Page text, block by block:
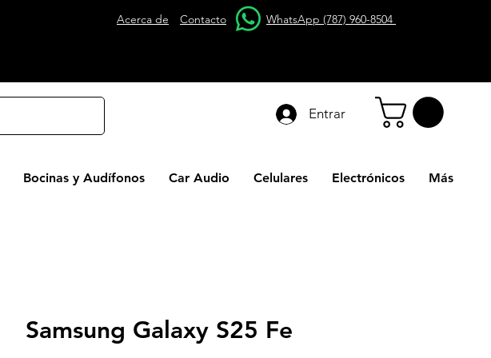
Acerca de Contacto WhatsApp (787) 960-8504
Entrar
Bocinas y Audífonos Car Audio Celulares Electrónicos Más
Samsung Galaxy S25 Fe